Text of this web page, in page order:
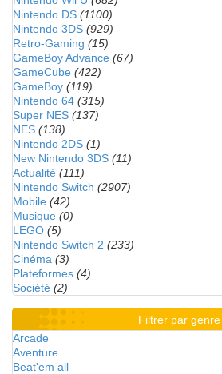
Nintendo DS (1100)
Nintendo 3DS (929)
Retro-Gaming (15)
GameBoy Advance (67)
GameCube (422)
GameBoy (119)
Nintendo 64 (315)
Super NES (137)
NES (138)
Nintendo 2DS (1)
New Nintendo 3DS (11)
Actualité (111)
Nintendo Switch (2907)
Mobile (42)
Musique (0)
LEGO (5)
Nintendo Switch 2 (233)
Cinéma (3)
Plateformes (4)
Société (2)
Filtrer par genre
Arcade
Aventure
Beat'em all